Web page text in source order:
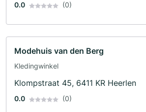
0.0 (0)
Modehuis van den Berg
Kledingwinkel
Klompstraat 45, 6411 KR Heerlen
0.0 (0)